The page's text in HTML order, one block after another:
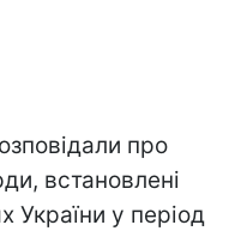
про
встановлені
України у період